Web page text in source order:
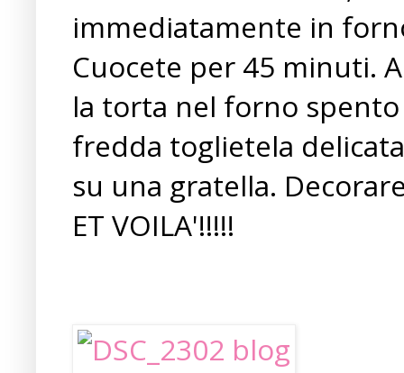
immediatamente in
Cuocete per 45 minuti.
la torta nel forno
fredda toglietela
su una gratella.
ET VOILA'!!!!!